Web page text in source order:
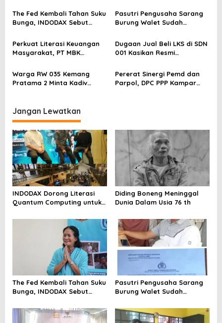
o
s
Blockchain
The Fed Kembali Tahan Suku
Bunga, INDODAX Sebut
Sentimen Pasar
Pasutri Pengusaha Sarang
Burung Walet Sudah
Pelapor Desak Polda Jambi
Segera Lakukan Penahanan
Perkuat Literasi Keuangan
Masyarakat, PT MBK
Karpet Masjid di Pakuhaji
Dugaan Jual Beli LKS di SDN
001 Kasikan Resmi
Kampar, Pemred – Pimum
Metroterkini.id Desak Usut
Kasus Ini
Warga RW 035 Kemang
Pratama 2 Minta Kadiv
Metro Bekasi Kota
Pererat Sinergi Pemd dan
Parpol, DPC PPP Kampar
Jangan Lewatkan
INDODAX Dorong Literasi
Quantum Computing untuk
Blockchain
Diding Boneng Meninggal
Dunia Dalam Usia 76 th
The Fed Kembali Tahan Suku
Bunga, INDODAX Sebut
Sentimen Pasar
Pasutri Pengusaha Sarang
Burung Walet Sudah
Pelapor Desak Polda Jambi
Segera Lakukan Penahanan